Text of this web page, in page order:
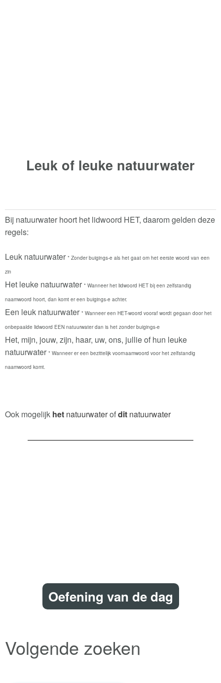
Leuk of leuke natuurwater
Bij natuurwater hoort het lidwoord HET, daarom gelden deze
regels:
Leuk natuurwater * Zonder buigings-e als het gaat om het eerste woord van een
zin
Het leuke natuurwater * Wanneer het lidwoord HET bij een zelfstandig
naamwoord hoort, dan komt er een buigings-e achter.
Een leuk natuurwater * Wanneer een HET-woord vooraf wordt gegaan door het
onbepaalde lidwoord EEN natuurwater dan is het zonder buigings-e
Het, mijn, jouw, zijn, haar, uw, ons, jullie of hun leuke
natuurwater * Wanneer er een bezittelijk voornaamwoord voor het zelfstandig
naamwoord komt.
Ook mogelijk het natuurwaterofdit natuurwater
Oefening van de dag
Volgende zoeken